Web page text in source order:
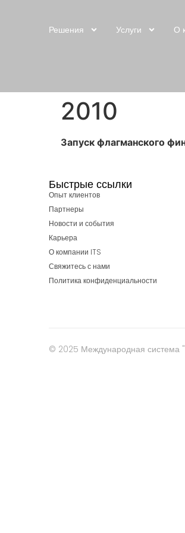
Решения Услуги О
2010
Запуск флагманского
Быстрые ссылки
Опыт клиентов
Партнеры
Новости и события
Карьера
О компании ITS
Свяжитесь с нами
Политика конфиденциальности
© 2025 Международная система